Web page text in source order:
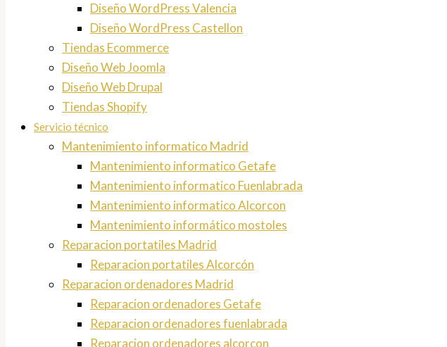
Diseño WordPress Valencia
Diseño WordPress Castellon
Tiendas Ecommerce
Diseño Web Joomla
Diseño Web Drupal
Tiendas Shopify
Servicio técnico
Mantenimiento informatico Madrid
Mantenimiento informatico Getafe
Mantenimiento informatico Fuenlabrada
Mantenimiento informatico Alcorcon
Mantenimiento informático mostoles
Reparacion portatiles Madrid
Reparacion portatiles Alcorcón
Reparacion ordenadores Madrid
Reparacion ordenadores Getafe
Reparacion ordenadores fuenlabrada
Reparacion ordenadores alcorcon